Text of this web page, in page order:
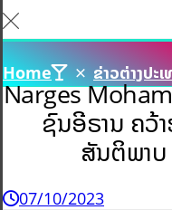
Home ຂ່າວຕ່າງປະ
Narges
ຊົນອີຣານ ຄວ້າ
ສັນຕິພາບ
07/10/2023